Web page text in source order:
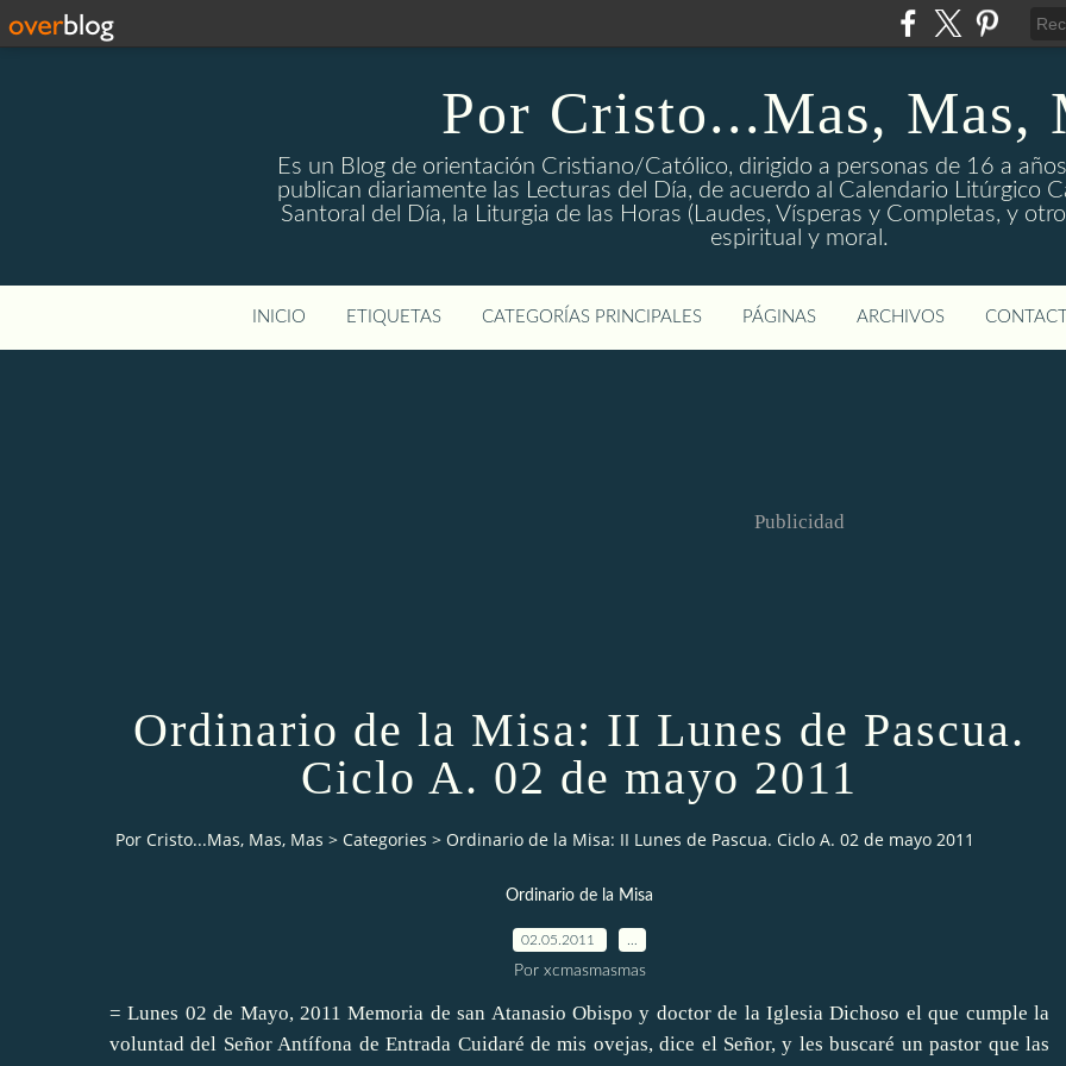
Por Cristo...Mas, Mas,
Es un Blog de orientación Cristiano/Católico, dirigido a personas de 16 a
publican diariamente las Lecturas del Día, de acuerdo al Calendario Litúrgico
Santoral del Día, la Liturgia de las Horas (Laudes, Vísperas y Completas, y
espiritual y moral.
INICIO ETIQUETAS CATEGORÍAS PRINCIPALES PÁGINAS ARCHIVOS
Publicidad
Ordinario de la Misa: II Lunes de Pascua.
Ciclo A. 02 de mayo 2011
Por Cristo...Mas, Mas, Mas > Categories > Ordinario de la Misa: II Lunes de Pascua. Ciclo A. 02 de mayo 2011
Ordinario de la Misa
02.05.2011
Por xcmasmasmas
= Lunes 02 de Mayo, 2011 Memoria de san Atanasio Obispo y doctor de la Iglesia Dichoso el que cumple la
voluntad del Señor Antífona de Entrada Cuidaré de mis ovejas, dice el Señor, y les buscaré un pastor que las